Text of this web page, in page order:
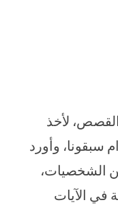
لأخذ
سبقونا، وأورد
الشخصيات،
الآيات